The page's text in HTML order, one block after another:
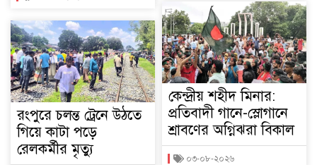
রংপুরে চলন্ত ট্রেনে উঠতে
গিয়ে কাটা পড়ে
রেলকর্মীর মৃত্যু
কেন্দ্রীয় শহীদ মিনার:
প্রতিবাদী গানে-স্লোগানে
শ্রাবণের অগ্নিঝরা বিকাল
০৩-০৮-২০২৬